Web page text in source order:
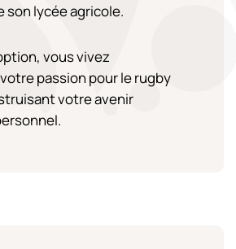
son lycée agricole.
vous vivez
passion pour le rugby
votre avenir